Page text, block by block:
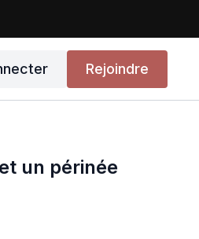
Rejoindre
un périnée